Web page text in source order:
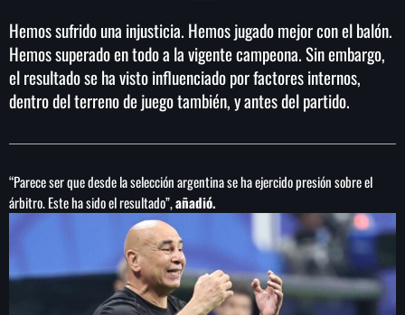
SEARCH
SEARCH
NOTAS
Sheinbaum abre la puerta al fracking y
matiza promesa de campaña
Irán anuncia que el acuerdo con Omán para
gestionar el estrecho de Ormuz está en su
‘fase final de revisión’
Hemos sufrido una injusticia. Hemos jugado mejor con el balón.
Hemos superado en todo a la vigente campeona. Sin embargo,
el resultado se ha visto influenciado por factores internos,
dentro del terreno de juego también, y antes del partido.
“Parece ser que desde la selección argentina se ha ejercido presión sobre el
árbitro. Este ha sido el resultado”,añadió.